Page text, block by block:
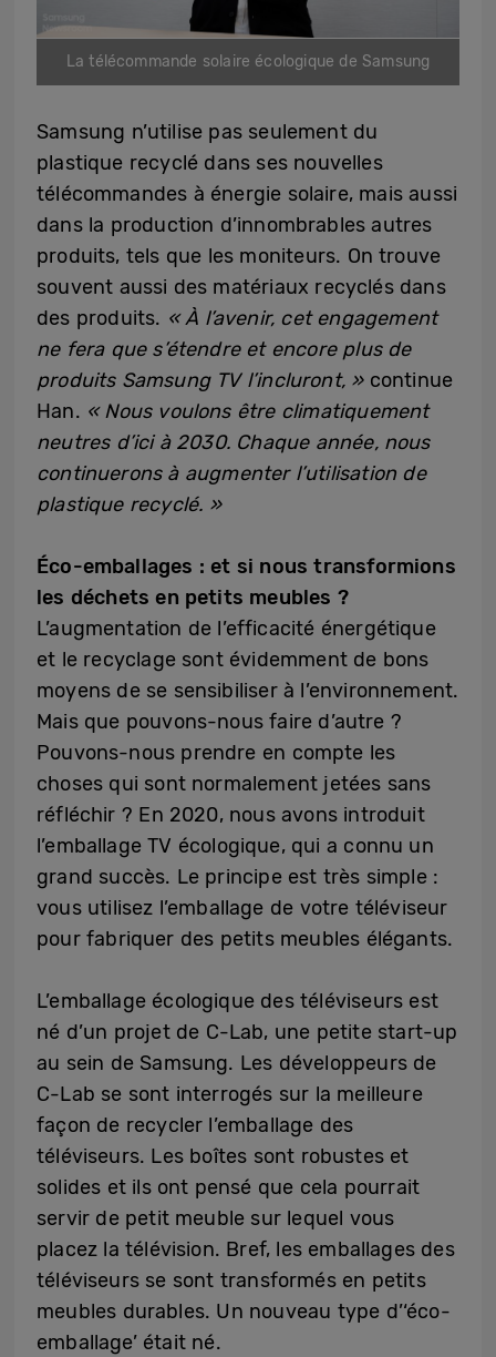
La télécommande solaire écologique de Samsung
Samsung n’utilise pas seulement du
plastique recyclé dans ses nouvelles
télécommandes à énergie solaire, mais aussi
dans la production d’innombrables autres
produits, tels que les moniteurs. On trouve
souvent aussi des matériaux recyclés dans
des produits. « À l’avenir, cet engagement
ne fera que s’étendre et encore plus de
produits Samsung TV l’incluront, »continue
Han. « Nous voulons être climatiquement
neutres d’ici à 2030. Chaque année, nous
continuerons à augmenter l’utilisation de
plastique recyclé. »
Éco-emballages : et si nous transformions
les déchets en petits meubles ?
L’augmentation de l’efficacité énergétique
et le recyclage sont évidemment de bons
moyens de se sensibiliser à l’environnement.
Mais que pouvons-nous faire d’autre ?
Pouvons-nous prendre en compte les
choses qui sont normalement jetées sans
réfléchir ? En 2020, nous avons introduit
l’emballage TV écologique, qui a connu un
grand succès. Le principe est très simple :
vous utilisez l’emballage de votre téléviseur
pour fabriquer des petits meubles élégants.
L’emballage écologique des téléviseurs est
né d’un projet de C-Lab, une petite start-up
au sein de Samsung. Les développeurs de
C-Lab se sont interrogés sur la meilleure
façon de recycler l’emballage des
téléviseurs. Les boîtes sont robustes et
solides et ils ont pensé que cela pourrait
servir de petit meuble sur lequel vous
placez la télévision. Bref, les emballages des
téléviseurs se sont transformés en petits
meubles durables. Un nouveau type d’‘éco-
emballage’ était né.